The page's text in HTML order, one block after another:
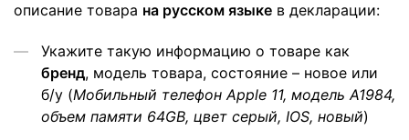
описание товара на русском языке в декларации:
Укажите такую информацию о товаре как
бренд, модель товара, состояние – новое или
б/у (Мобильный телефон Apple 11, модель A1984,
объем памяти 64GB, цвет серый, IOS, новый)